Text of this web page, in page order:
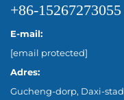
+86-15267273055
E-mail:
[email protected]
Adres:
Gucheng-dorp, Daxi-